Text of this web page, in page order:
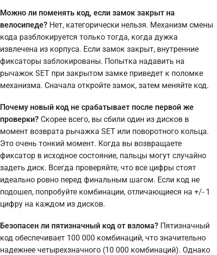
Можно ли поменять код, если замок закрыт на
велосипеде? Нет, категорически нельзя. Механизм смены
кода разблокируется только тогда, когда дужка
извлечена из корпуса. Если замок закрыт, внутренние
фиксаторы заблокированы. Попытка надавить на
рычажок SET при закрытом замке приведет к поломке
механизма. Сначала откройте замок, затем меняйте код.
Почему новый код не срабатывает после первой же
проверки? Скорее всего, вы сбили один из дисков в
момент возврата рычажка SET или поворотного кольца.
Это очень тонкий момент. Когда вы возвращаете
фиксатор в исходное состояние, пальцы могут случайно
задеть диск. Всегда проверяйте, что все цифры стоят
идеально ровно перед финальным шагом. Если код не
подошел, попробуйте комбинации, отличающиеся на +/- 1
цифру на каждом из дисков.
Безопасен ли пятизначный код от взлома? Пятизначный
код обеспечивает 100 000 комбинаций, что значительно
надежнее четырехзначного (10 000 комбинаций). Однако